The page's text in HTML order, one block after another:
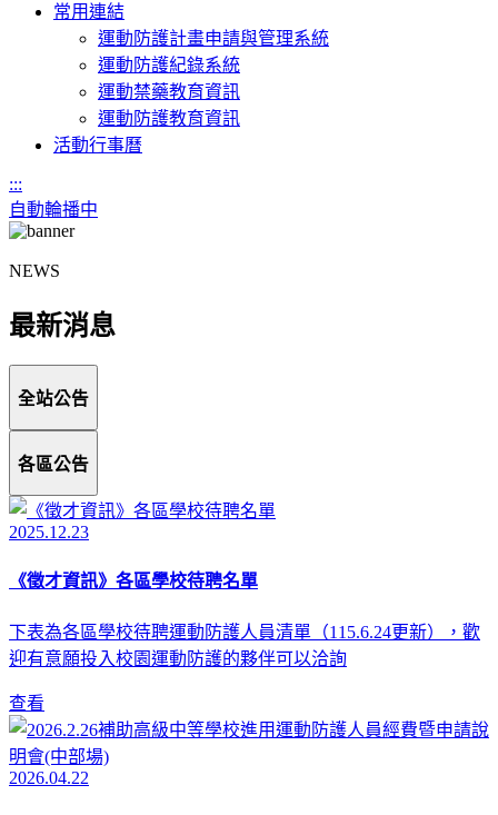
常用連結
運動防護計畫申請與管理系統
運動防護紀錄系統
運動禁藥教育資訊
運動防護教育資訊
活動行事曆
:::
自動輪播中
NEWS
最新消息
全站公告
各區公告
2025.12.23
《徵才資訊》各區學校待聘名單
下表為各區學校待聘運動防護人員清單（115.6.24更新），歡
迎有意願投入校園運動防護的夥伴可以洽詢
查看
2026.04.22